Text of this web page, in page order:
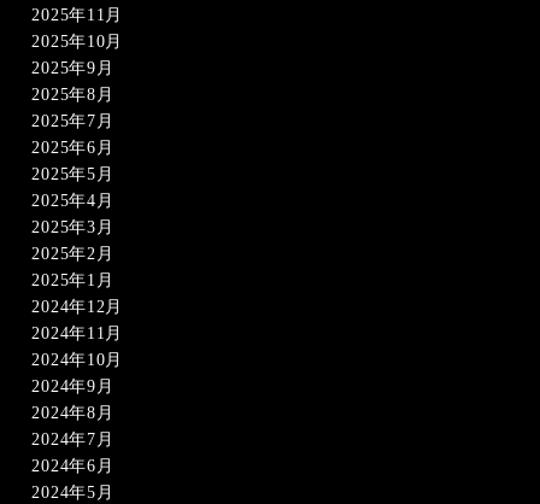
2025年11月
2025年10月
2025年9月
2025年8月
2025年7月
2025年6月
2025年5月
2025年4月
2025年3月
2025年2月
2025年1月
2024年12月
2024年11月
2024年10月
2024年9月
2024年8月
2024年7月
2024年6月
2024年5月